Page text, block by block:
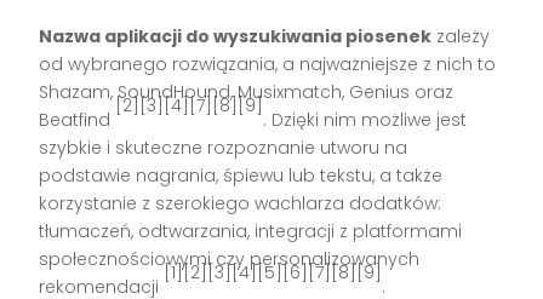
Nazwa aplikacji do wyszukiwania piosenek zależy
od wybranego rozwiązania, a najważniejsze z nich to
Shazam, SoundHound, Musixmatch, Genius oraz
Beatfind
[2][3][4][7][8][9]
. Dzięki nim możliwe jest
szybkie i skuteczne rozpoznanie utworu na
podstawie nagrania, śpiewu lub tekstu, a także
korzystanie z szerokiego wachlarza dodatków:
tłumaczeń, odtwarzania, integracji z platformami
społecznościowymi czy personalizowanych
rekomendacji
[1][2][3][4][5][6][7][8][9]
.